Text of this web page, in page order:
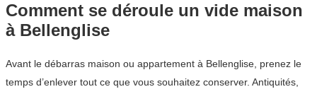
Comment se déroule un vide maison
à Bellenglise
Avant le débarras maison ou appartement à Bellenglise, prenez le
temps d’enlever tout ce que vous souhaitez conserver. Antiquités,